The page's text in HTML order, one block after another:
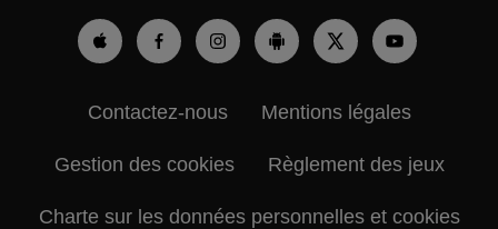
Contactez-nous Mentions légales
Gestion des cookies Règlement des jeux
Charte sur les données personnelles et cookies